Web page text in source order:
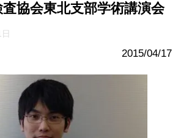
査協会東北支部学術講演会
2015/04/17